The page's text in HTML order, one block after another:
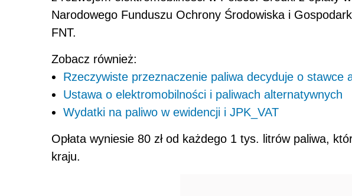
Narodowego Funduszu Ochrony Środowiska i
FNT.
Zobacz również:
Rzeczywiste przeznaczenie paliwa decyduje o stawce
Ustawa o elektromobilności i paliwach alternatywnych
Wydatki na paliwo w ewidencji i JPK_VAT
Opłata wyniesie 80 zł od każdego 1 tys. litrów paliwa,
kraju.